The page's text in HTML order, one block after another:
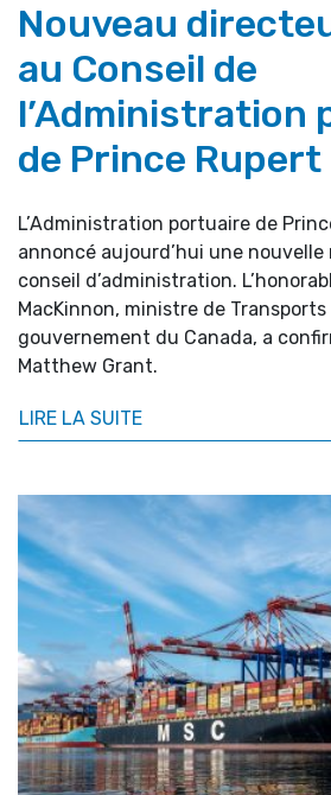
Nouveau
au Conseil de
l’Administration
de Prince Rupert
L’Administration portuaire de
annoncé aujourd’hui une
conseil d’administration.
MacKinnon, ministre de Transports
gouvernement du Canada, a
Matthew Grant.
LIRE LA SUITE